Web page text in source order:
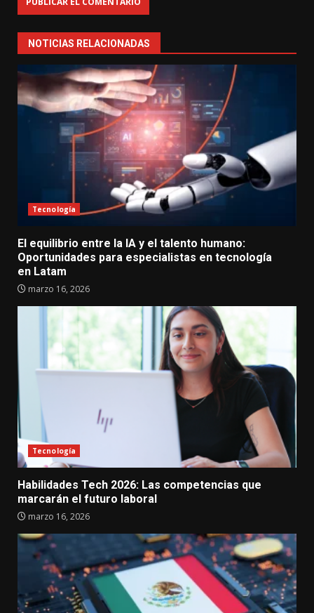
NOTICIAS RELACIONADAS
Tecnología
El equilibrio entre la IA y el talento humano:
Oportunidades para especialistas en tecnología
en Latam
marzo 16, 2026
Tecnología
Habilidades Tech 2026: Las competencias que
marcarán el futuro laboral
marzo 16, 2026